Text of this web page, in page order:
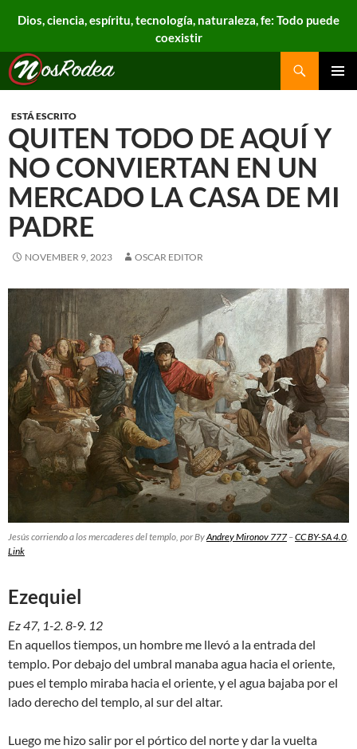
Dios, ciencia, espíritu, tecnología, naturaleza, fe: Todo puede
coexistir
Nos Rodea
Search
ESTÁ ESCRITO
QUITEN TODO DE AQUÍ Y
NO CONVIERTAN EN UN
MERCADO LA CASA DE MI
PADRE
NOVEMBER 9, 2023 OSCAR EDITOR
Jesús corriendo a los mercaderes del templo, por ByAndrey Mironov 777–CC BY-SA 4.0,
Link
Ezequiel
Ez 47, 1-2. 8-9. 12
En aquellos tiempos, un hombre me llevó a la entrada del
templo. Por debajo del umbral manaba agua hacia el oriente,
pues el templo miraba hacia el oriente, y el agua bajaba por el
lado derecho del templo, al sur del altar.
Luego me hizo salir por el pórtico del norte y dar la vuelta